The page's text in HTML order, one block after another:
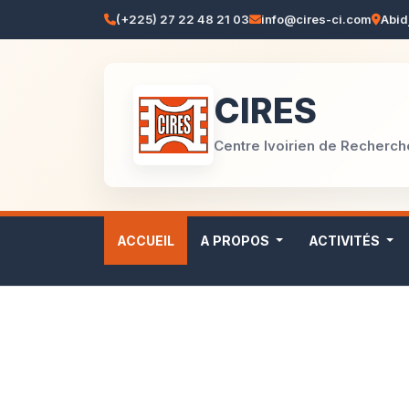
(+225) 27 22 48 21 03 info@cires-ci.com
CIRES
Centre Ivoirien de
ACCUEIL A PROPOS ACTIVITÉS